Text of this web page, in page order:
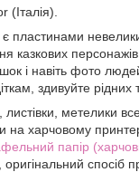
пластинами
казкових
і навіть фото
здивуйте рідних
листівки, метелики
на харчовому
папір
спосіб